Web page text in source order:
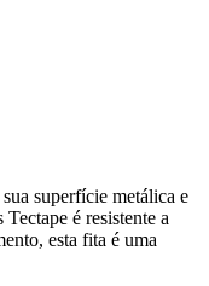
superfície metálica e
é resistente a
esta fita é uma